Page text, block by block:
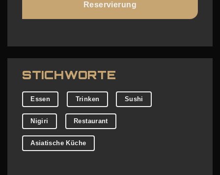
Reservierung
STICHWORTE
Essen Trinken Sushi
Nigiri Restaurant
Asiatische Küche